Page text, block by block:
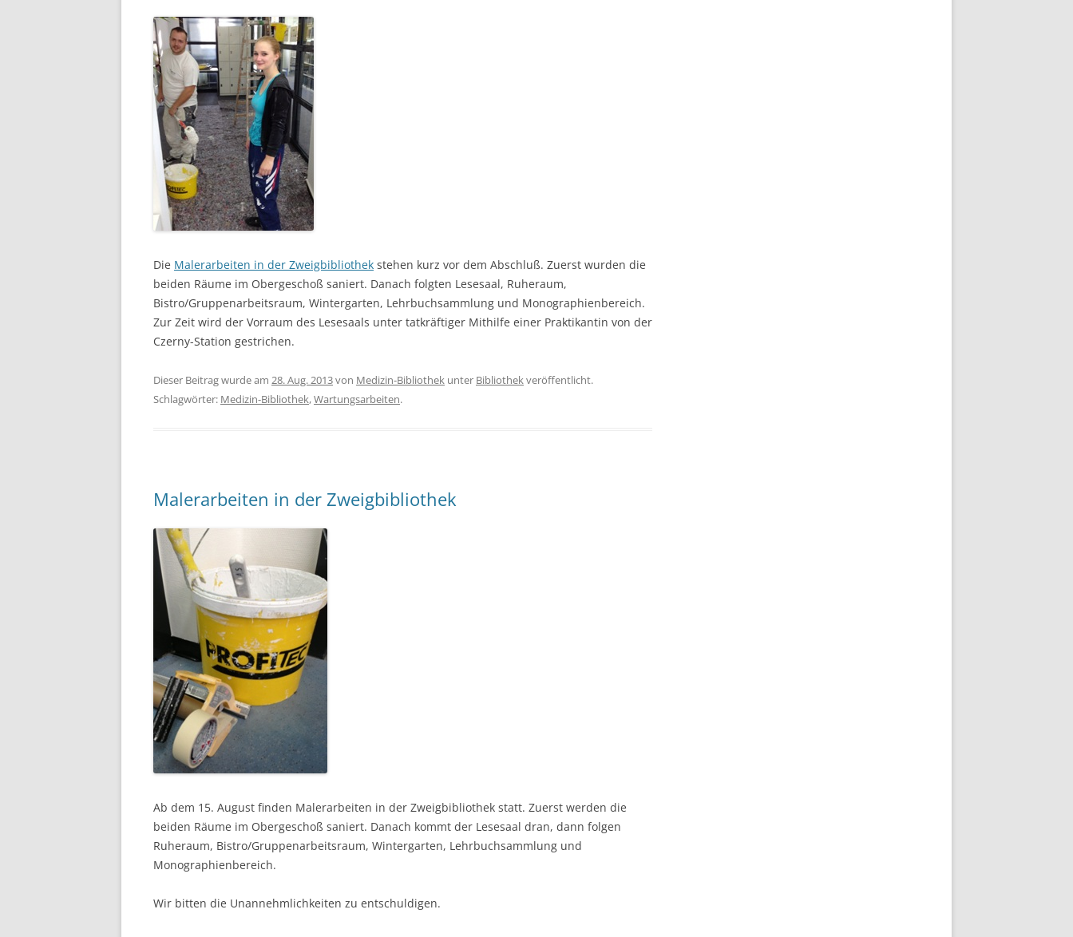
Die Malerarbeiten in der Zweigbibliothek stehen kurz vor dem Abschluß. Zuerst wurden die
beiden Räume im Obergeschoß saniert. Danach folgten Lesesaal, Ruheraum,
Bistro/Gruppenarbeitsraum, Wintergarten, Lehrbuchsammlung und Monographienbereich.
Zur Zeit wird der Vorraum des Lesesaals unter tatkräftiger Mithilfe einer Praktikantin von der
Czerny-Station gestrichen.
Dieser Beitrag wurde am 28. Aug. 2013von Medizin-Bibliothek unter Bibliothek veröffentlicht.
Schlagwörter: Medizin-Bibliothek,Wartungsarbeiten.
Malerarbeiten in der Zweigbibliothek
Ab dem 15. August finden Malerarbeiten in der Zweigbibliothek statt. Zuerst werden die
beiden Räume im Obergeschoß saniert. Danach kommt der Lesesaal dran, dann folgen
Ruheraum, Bistro/Gruppenarbeitsraum, Wintergarten, Lehrbuchsammlung und
Monographienbereich.
Wir bitten die Unannehmlichkeiten zu entschuldigen.